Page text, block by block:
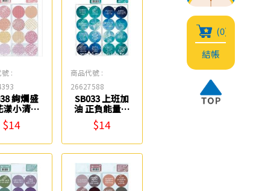
(0)
結帳
:
絢爛盛
漾小清新
紙 鶴屋
$14
商品代號 :
26627588
SB033 上班加
油 正負能量貼
紙 鶴屋
$14